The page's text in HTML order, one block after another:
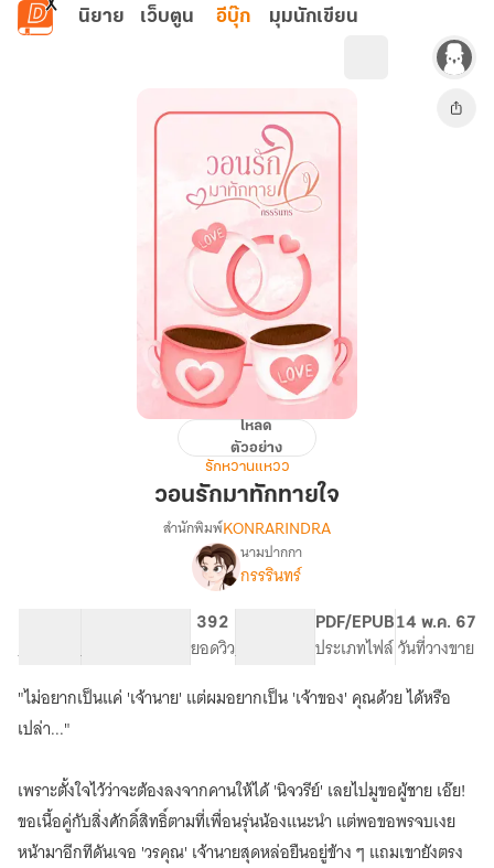
ข้ามไปยังเนื้อหาหลัก
นิยาย เว็บตูน อีบุ๊ก มุมนักเขียน
มา
โหลด
ตัวอย่าง
รักหวานแหวว
วอนรักมาทักทายใจ
เรื่อง
วอน
สำนักพิมพ์KONRARINDRA
นามปากกา
กรรรินทร์
จำนวนคำ จำนวนหน้า (A5)
392
ยอดวิวระดับเนื้อหา
PDF/EPUB
ประเภทไฟล์
14 พ.ค. 67
วันที่วางขาย
"ไม่อยากเป็นแค่ 'เจ้านาย' แต่ผมอยากเป็น 'เจ้าของ' คุณด้วย ได้หรือ
เปล่า..."
เพราะตั้งใจไว้ว่าจะต้องลงจากคานให้ได้ 'นิจวรีย์' เลยไปมูขอผู้ชาย เอ๊ย!
ขอเนื้อคู่กับสิ่งศักดิ์สิทธิ์ตามที่เพื่อนรุ่นน้องแนะนำ แต่พอขอพรจบเงย
หน้ามาอีกทีดันเจอ 'วรคุณ' เจ้านายสุดหล่อยืนอยู่ข้าง ๆ แถมเขายังตรง